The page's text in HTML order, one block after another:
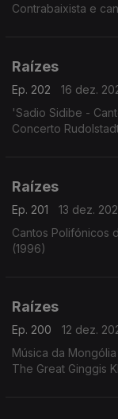
Contrabaixista e
Raízes
Ep. 202
16 dez.
'Sadio Sidibe -
Concerto
Raízes
Ep. 201
13 dez.
Cantos Polifónicos
(1996)
Raízes
Ep. 200
12 dez.
Música da
The Great Ginggis